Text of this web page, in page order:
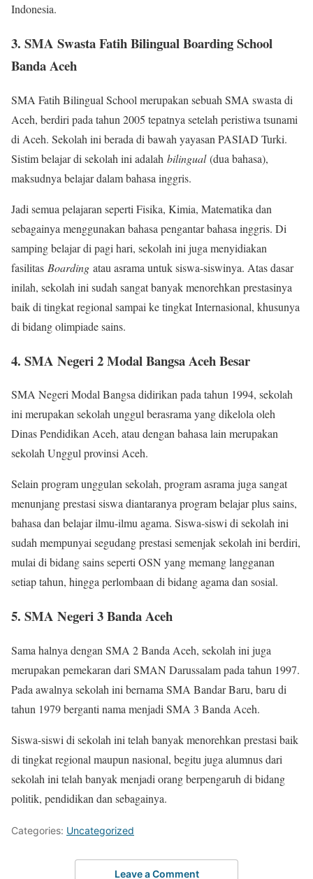
Indonesia.
3. SMA Swasta Fatih Bilingual Boarding School
Banda Aceh
SMA Fatih Bilingual School merupakan sebuah SMA swasta di
Aceh, berdiri pada tahun 2005 tepatnya setelah peristiwa tsunami
di Aceh. Sekolah ini berada di bawah yayasan PASIAD Turki.
Sistim belajar di sekolah ini adalah bilingual(dua bahasa),
maksudnya belajar dalam bahasa inggris.
Jadi semua pelajaran seperti Fisika, Kimia, Matematika dan
sebagainya menggunakan bahasa pengantar bahasa inggris. Di
samping belajar di pagi hari, sekolah ini juga menyidiakan
fasilitas Boarding atau asrama untuk siswa-siswinya. Atas dasar
inilah, sekolah ini sudah sangat banyak menorehkan prestasinya
baik di tingkat regional sampai ke tingkat Internasional, khusunya
di bidang olimpiade sains.
4. SMA Negeri 2 Modal Bangsa Aceh Besar
SMA Negeri Modal Bangsa didirikan pada tahun 1994, sekolah
ini merupakan sekolah unggul berasrama yang dikelola oleh
Dinas Pendidikan Aceh, atau dengan bahasa lain merupakan
sekolah Unggul provinsi Aceh.
Selain program unggulan sekolah, program asrama juga sangat
menunjang prestasi siswa diantaranya program belajar plus sains,
bahasa dan belajar ilmu-ilmu agama. Siswa-siswi di sekolah ini
sudah mempunyai segudang prestasi semenjak sekolah ini berdiri,
mulai di bidang sains seperti OSN yang memang langganan
setiap tahun, hingga perlombaan di bidang agama dan sosial.
5. SMA Negeri 3 Banda Aceh
Sama halnya dengan SMA 2 Banda Aceh, sekolah ini juga
merupakan pemekaran dari SMAN Darussalam pada tahun 1997.
Pada awalnya sekolah ini bernama SMA Bandar Baru, baru di
tahun 1979 berganti nama menjadi SMA 3 Banda Aceh.
Siswa-siswi di sekolah ini telah banyak menorehkan prestasi baik
di tingkat regional maupun nasional, begitu juga alumnus dari
sekolah ini telah banyak menjadi orang berpengaruh di bidang
politik, pendidikan dan sebagainya.
Categories: Uncategorized
Leave a Comment